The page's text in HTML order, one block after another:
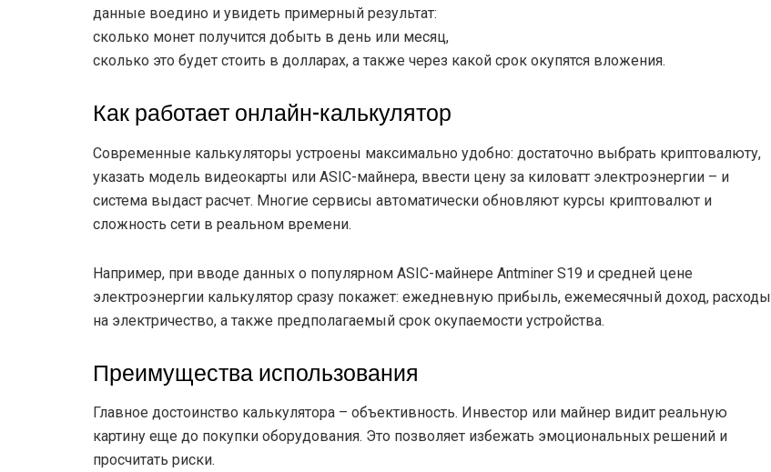
данные воедино и увидеть примерный результат:
сколько монет получится добыть в день или месяц,
сколько это будет стоить в долларах, а также через какой срок окупятся вложения.
Как работает онлайн-калькулятор
Современные калькуляторы устроены максимально удобно: достаточно выбрать криптовалюту,
указать модель видеокарты или ASIC-майнера, ввести цену за киловатт электроэнергии – и
система выдаст расчет. Многие сервисы автоматически обновляют курсы криптовалют и
сложность сети в реальном времени.
Например, при вводе данных о популярном ASIC-майнере Antminer S19 и средней цене
электроэнергии калькулятор сразу покажет: ежедневную прибыль, ежемесячный доход, расходы
на электричество, а также предполагаемый срок окупаемости устройства.
Преимущества использования
Главное достоинство калькулятора – объективность. Инвестор или майнер видит реальную
картину еще до покупки оборудования. Это позволяет избежать эмоциональных решений и
просчитать риски.